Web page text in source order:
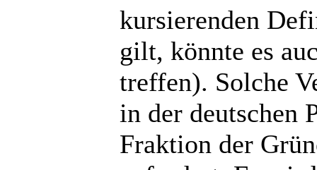
kursierenden
gilt, könnte es
treffen). Solche
in der deutschen
Fraktion der